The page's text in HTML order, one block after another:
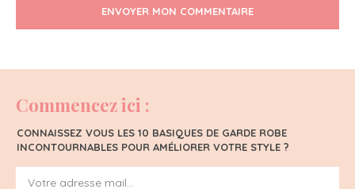
ENVOYER MON COMMENTAIRE
Commencez ici :
CONNAISSEZ VOUS LES 10 BASIQUES DE GARDE ROBE
INCONTOURNABLES POUR AMÉLIORER VOTRE STYLE ?